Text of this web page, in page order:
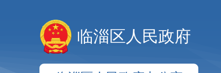
临淄区人民政府